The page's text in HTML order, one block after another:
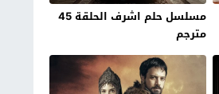
مسلسل حلم اشرف الحلقة 45
مترجم